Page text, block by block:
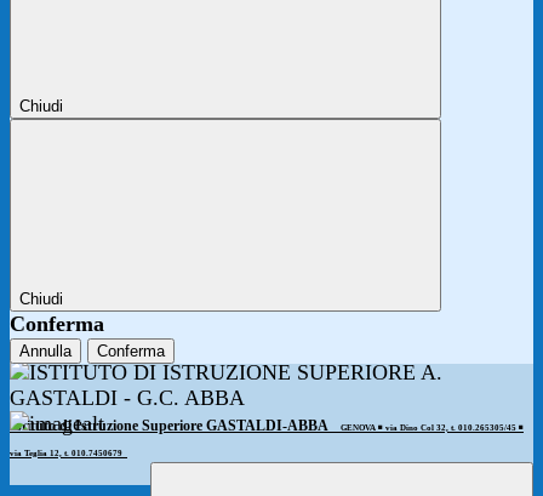
Chiudi
Chiudi
Conferma
Annulla Conferma
Istituto di Istruzione Superiore GASTALDI-ABBA GENOVA ◾️ via Dino Col 32, t. 010.265305/45 ◾️
via Teglia 12, t. 010.7450679